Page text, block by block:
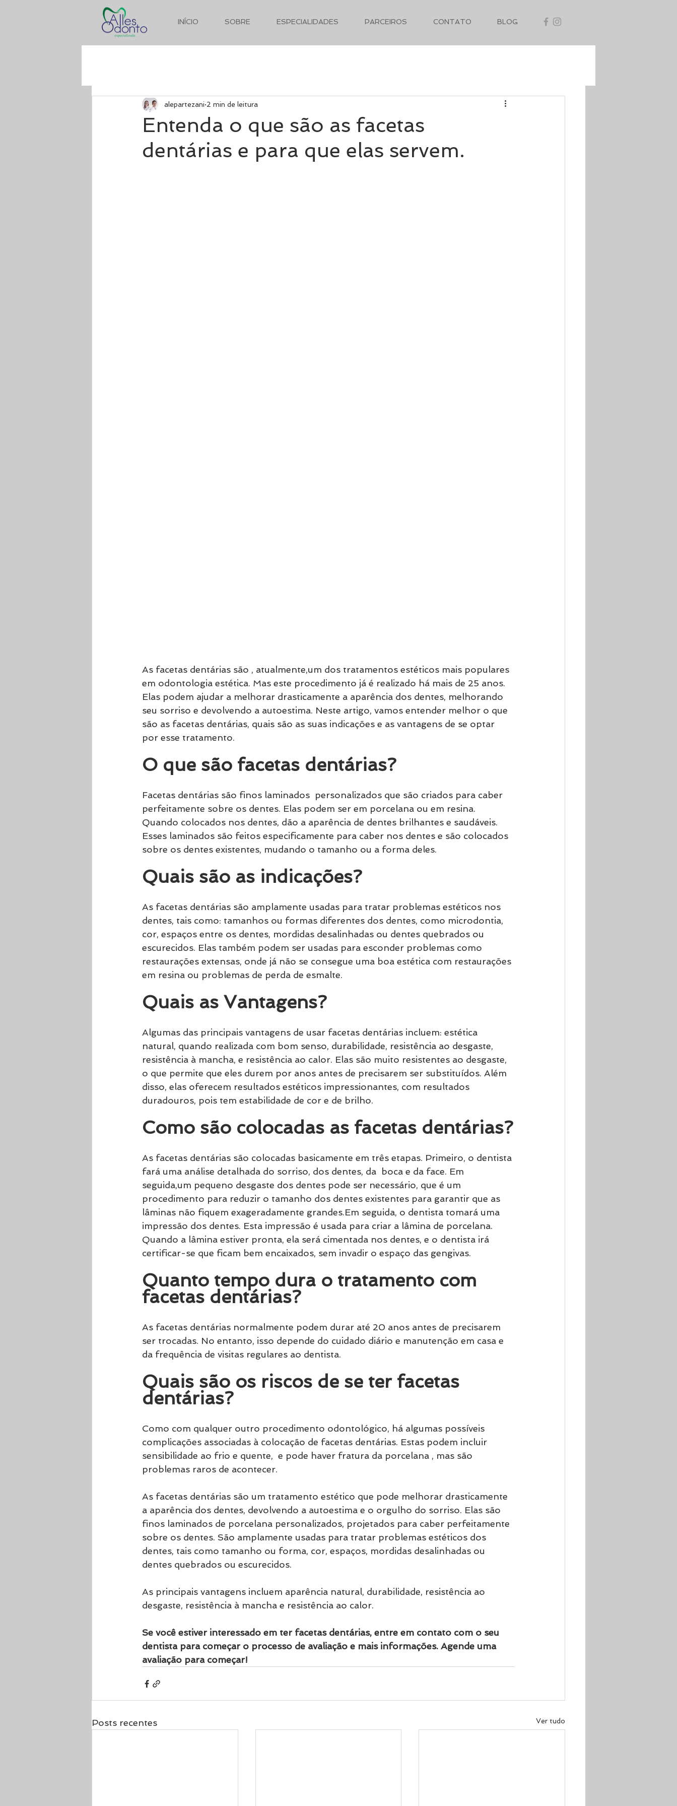
INÍCIO SOBRE ESPECIALIDADES PARCEIROS CONTATO BLOG
Entenda o que são as facetas
dentárias e para que elas servem.
alepartezani 2 min de leitura
As facetas dentárias são , atualmente,um dos tratamentos estéticos mais populares
em odontologia estética. Mas este procedimento já é realizado há mais de 25 anos.
Elas podem ajudar a melhorar drasticamente a aparência dos dentes, melhorando
seu sorriso e devolvendo a autoestima. Neste artigo, vamos entender melhor o que
são as facetas dentárias, quais são as suas indicações e as vantagens de se optar
por esse tratamento.
O que são facetas dentárias?
Facetas dentárias são finos laminados  personalizados que são criados para caber
perfeitamente sobre os dentes. Elas podem ser em porcelana ou em resina.
Quando colocados nos dentes, dão a aparência de dentes brilhantes e saudáveis.
Esses laminados são feitos especificamente para caber nos dentes e são colocados
sobre os dentes existentes, mudando o tamanho ou a forma deles.
Quais são as indicações?
As facetas dentárias são amplamente usadas para tratar problemas estéticos nos
dentes, tais como: tamanhos ou formas diferentes dos dentes, como microdontia,
cor, espaços entre os dentes, mordidas desalinhadas ou dentes quebrados ou
escurecidos. Elas também podem ser usadas para esconder problemas como
restaurações extensas, onde já não se consegue uma boa estética com restaurações
em resina ou problemas de perda de esmalte.
Quais as Vantagens?
Algumas das principais vantagens de usar facetas dentárias incluem: estética
natural, quando realizada com bom senso, durabilidade, resistência ao desgaste,
resistência à mancha, e resistência ao calor. Elas são muito resistentes ao desgaste,
o que permite que eles durem por anos antes de precisarem ser substituídos. Além
disso, elas oferecem resultados estéticos impressionantes, com resultados
duradouros, pois tem estabilidade de cor e de brilho.
Como são colocadas as facetas dentárias?
As facetas dentárias são colocadas basicamente em três etapas. Primeiro, o dentista
fará uma análise detalhada do sorriso, dos dentes, da  boca e da face. Em
seguida,um pequeno desgaste dos dentes pode ser necessário, que é um
procedimento para reduzir o tamanho dos dentes existentes para garantir que as
lâminas não fiquem exageradamente grandes.Em seguida, o dentista tomará uma
impressão dos dentes. Esta impressão é usada para criar a lâmina de porcelana.
Quando a lâmina estiver pronta, ela será cimentada nos dentes, e o dentista irá
certificar-se que ficam bem encaixados, sem invadir o espaço das gengivas.
Quanto tempo dura o tratamento com
facetas dentárias?
As facetas dentárias normalmente podem durar até 20 anos antes de precisarem
ser trocadas. No entanto, isso depende do cuidado diário e manutenção em casa e
da frequência de visitas regulares ao dentista.
Quais são os riscos de se ter facetas
dentárias?
Como com qualquer outro procedimento odontológico, há algumas possíveis
complicações associadas à colocação de facetas dentárias. Estas podem incluir
sensibilidade ao frio e quente,  e pode haver fratura da porcelana , mas são
problemas raros de acontecer.
As facetas dentárias são um tratamento estético que pode melhorar drasticamente
a aparência dos dentes, devolvendo a autoestima e o orgulho do sorriso. Elas são
finos laminados de porcelana personalizados, projetados para caber perfeitamente
sobre os dentes. São amplamente usadas para tratar problemas estéticos dos
dentes, tais como tamanho ou forma, cor, espaços, mordidas desalinhadas ou
dentes quebrados ou escurecidos.
As principais vantagens incluem aparência natural, durabilidade, resistência ao
desgaste, resistência à mancha e resistência ao calor.
Se você estiver interessado em ter facetas dentárias, entre em contato com o seu
dentista para começar o processo de avaliação e mais informações. Agende uma
avaliação para começar!
Posts recentes Ver tudo